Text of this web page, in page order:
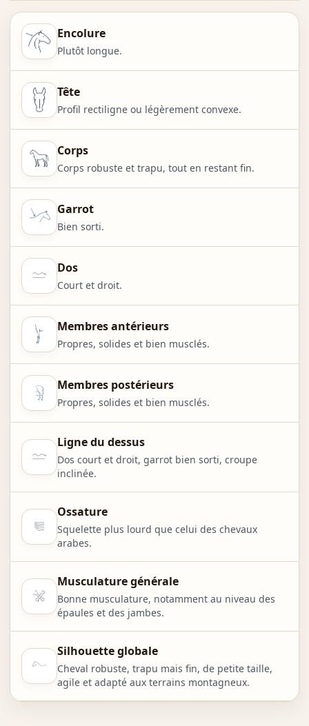
Encolure
Plutôt longue.
Tête
Profil rectiligne ou légèrement convexe.
Corps
Corps robuste et trapu, tout en restant fin.
Garrot
Bien sorti.
Dos
Court et droit.
Membres antérieurs
Propres, solides et bien musclés.
Membres postérieurs
Propres, solides et bien musclés.
Ligne du dessus
Dos court et droit, garrot bien sorti, croupe
inclinée.
Ossature
Squelette plus lourd que celui des chevaux
arabes.
Musculature générale
Bonne musculature, notamment au niveau des
épaules et des jambes.
Silhouette globale
Cheval robuste, trapu mais fin, de petite taille,
agile et adapté aux terrains montagneux.